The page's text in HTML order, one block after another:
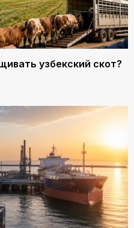
узбекский скот?